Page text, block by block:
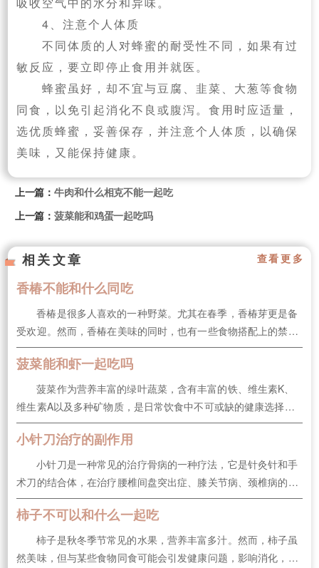
4、注意个人体质
不同体质的人对蜂蜜的耐受性不同，如果有过
敏反应，要立即停止食用并就医。
蜂蜜虽好，却不宜与豆腐、韭菜、大葱等食物
同食，以免引起消化不良或腹泻。食用时应适量，
选优质蜂蜜，妥善保存，并注意个人体质，以确保
美味，又能保持健康。
上一篇：牛肉和什么相克不能一起吃
上一篇：菠菜能和鸡蛋一起吃吗
相关文章 查看更多
香椿不能和什么同吃
香椿是很多人喜欢的一种野菜。尤其在春季，香椿芽更是备
受欢迎。然而，香椿在美味的同时，也有一些食物搭配上的禁
忌，不恰当的搭配可能会影响健康或营养吸收。那么，香椿不能
和哪些食物同吃呢？下面我们一起来了解一下。香椿不能和什么
同吃1.不能与富含钙的食物同吃香椿中含有较高的草酸，而草酸
会与钙结合形成草酸钙，影...
菠菜能和虾一起吃吗
菠菜作为营养丰富的绿叶蔬菜，含有丰富的铁、维生素K、
维生素A以及多种矿物质，是日常饮食中不可或缺的健康选择。
虾作为一种优质的海鲜，不仅味道鲜美，还富含蛋白质。那么，
菠菜能和虾一起吃吗？下面，一起来看看吧！菠菜能和虾一起吃
吗一般情况下，菠菜能和虾一起食用。虾富含高质量的蛋白质、
微量元素和矿物质，而菠菜...
小针刀治疗的副作用
小针刀是一种常见的治疗骨病的一种疗法，它是针灸针和手
术刀的结合体，在治疗腰椎间盘突出症、膝关节病、颈椎病的各
种疗法中，小针刀可谓是比较传奇的一个疗法了。那么小针刀治
疗的副作用有哪些？小针刀治疗是什么原理？下面一起来看看
吧。小针刀治疗的副作用1、引起感染小针刀属于一种有创操
作，需要穿破皮肤，容易引起感...
柿子不可以和什么一起吃
柿子是秋冬季节常见的水果，营养丰富多汁。然而，柿子虽
然美味，但与某些食物同食可能会引发健康问题，影响消化，甚